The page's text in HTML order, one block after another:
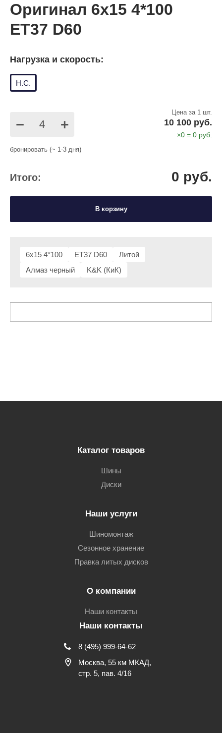
Оригинал 6x15 4*100
ET37 D60
6x15 4*100 ET37 D60
Литой
Алмаз черный
K&K (КиК)
Нагрузка и скорость:
Н.С.
− +
Цена за 1 шт.
10 100 руб.
×0 = 0 руб.
бронировать (~ 1-3 дня)
Итого: 0 руб.
В корзину
Каталог товаров
Шины
Диски
Наши услуги
Шиномонтаж
Сезонное хранение
Правка литых дисков
О компании
Наши контакты
Наши контакты
8 (495) 999-64-62
Москва, 55 км МКАД,
стр. 5, пав. 4/16